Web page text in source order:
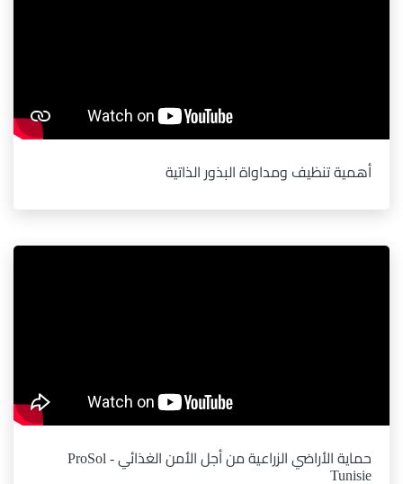
أهمية تنظيف ومداواة البذور الذاتية
حماية الأراضي الزراعية من أجل الأمن الغذائي - ProSol
Tunisie